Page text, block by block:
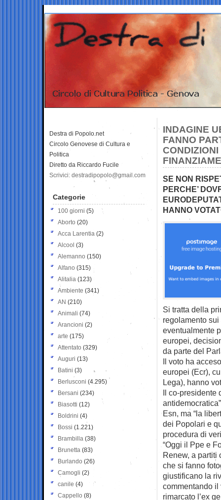
INDAGINE
FANNO
SE NON
PERCHE’
HANNO
Si tratta della
regolamento sui
eventualmente
europei,
da parte del
Il voto ha
europei (Ecr),
Lega), hanno
Il co-presidente
Esn, ma “la
dei Popolari e
procedura di
“Oggi il Ppe e
Renew, a partiti
che si fanno
giustificano la
commentando il
rimarcato l’ex
Destra di Popolo.net
Circolo Genovese di Cultura e
Politica
Diretto da Riccardo Fucile
Scrivici: destradipopolo@gmail.com
Categorie
100 giorni (5)
Aborto (20)
Acca Larentia (2)
Alcool (3)
Alemanno (150)
Alfano (315)
Alitalia (123)
Ambiente (341)
AN (210)
Animali (74)
Arancioni (2)
arte (175)
Attentato (329)
Auguri (13)
Batini (3)
Berlusconi (4.295)
Bersani (234)
Biasotti (12)
Boldrini (4)
Bossi (1.221)
Brambilla (38)
Brunetta (83)
Burlando (26)
Camogli (2)
canile (4)
Cappello (8)